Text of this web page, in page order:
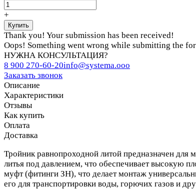
+
Thank you! Your submission has been received!
Oops! Something went wrong while submitting the
НУЖНА КОНСУЛЬТАЦИЯ?
8 900 270-60-20info@systema.ooo
Заказать звонок
Описание
Характеристики
Отзывы
Как купить
Оплата
Доставка
Тройник равнопроходной литой предназначен для
литья под давлением, что обеспечивает высокую
муфт (фитинги ЗН), что делает монтаж
его для транспортировки воды, горючих газов и